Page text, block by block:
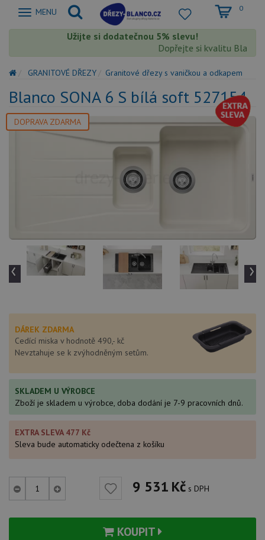
Zobrazit
MENU 0
Užijte si dodatečnou 5% slevu!
Dopřejte si kvalitu Blanco
GRANITOVÉ DŘEZY Granitové dřezy s vaničkou a odkapem
Blanco SONA 6 S bílá soft 527154
DOPRAVA ZDARMA
‹ ›
DÁREK ZDARMA
Cedící miska v hodnotě 490,- kč
Nevztahuje se k zvýhodněným setům.
SKLADEM U VÝROBCE
Zboží je skladem u výrobce, doba dodání je 7-9 pracovních dnů.
EXTRA SLEVA 477 Kč
Sleva bude automaticky odečtena z košíku
9 531 Kč s DPH
KOUPIT